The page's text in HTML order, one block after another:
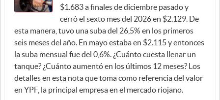
$1.683 a finales de diciembre pasado y
cerró el sexto mes del 2026 en $2.129. De
esta manera, tuvo una suba del 26,5% en los primeros
seis meses del año. En mayo estaba en $2.115 y entonces
la suba mensual fue del 0,6%. ¿Cuánto cuesta llenar un
tanque? ¿Cuánto aumentó en los últimos 12 meses? Los
detalles en esta nota que toma como referencia del valor
en YPF, la principal empresa en el mercado riojano.